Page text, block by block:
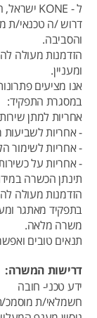
ל - KONE ישראל, חברת מעליות ודרגנועים, מובילה בארץ ובעולם,
דרוש /ה טכנאי/ת
והסביבה.
הזדמנות מעולה
ומעניין.
אנו מציעים
במסגרת התפקיד:
אחריות למתן
- אחריות לשביעות
- אחריות לשימור
- אחריות על
תינתן הכשרה
הזדמנות מעולה
בתפקיד מאתגר
משרה מלאה.
תנאים טובים
דרישות המשרה:
ידע טכני- חובה
חשמלאי/ת